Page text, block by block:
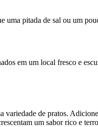
uma pitada de sal ou um
em um local fresco e
variedade de pratos.
um sabor rico e